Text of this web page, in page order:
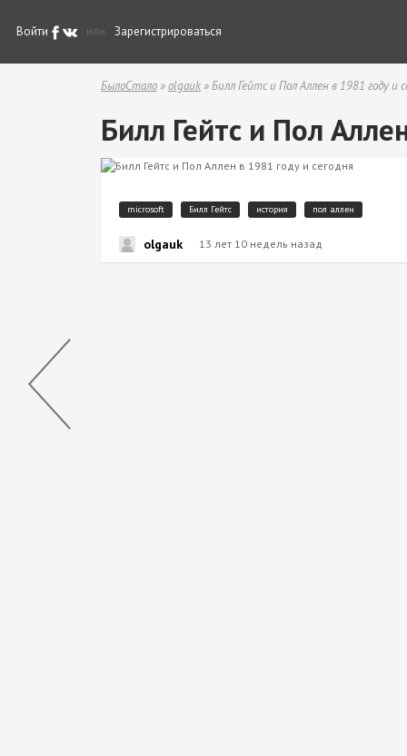
Войти или Зарегистрироваться
БылоСтало »olgauk » Билл Гейтс и Пол Аллен в 1981 году и
Билл Гейтс и Пол
microsoft Билл Гейтс история пол аллен
olgauk 13 лет 10 недель назад